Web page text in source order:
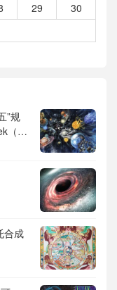
29
30
”规
（深
育
合成